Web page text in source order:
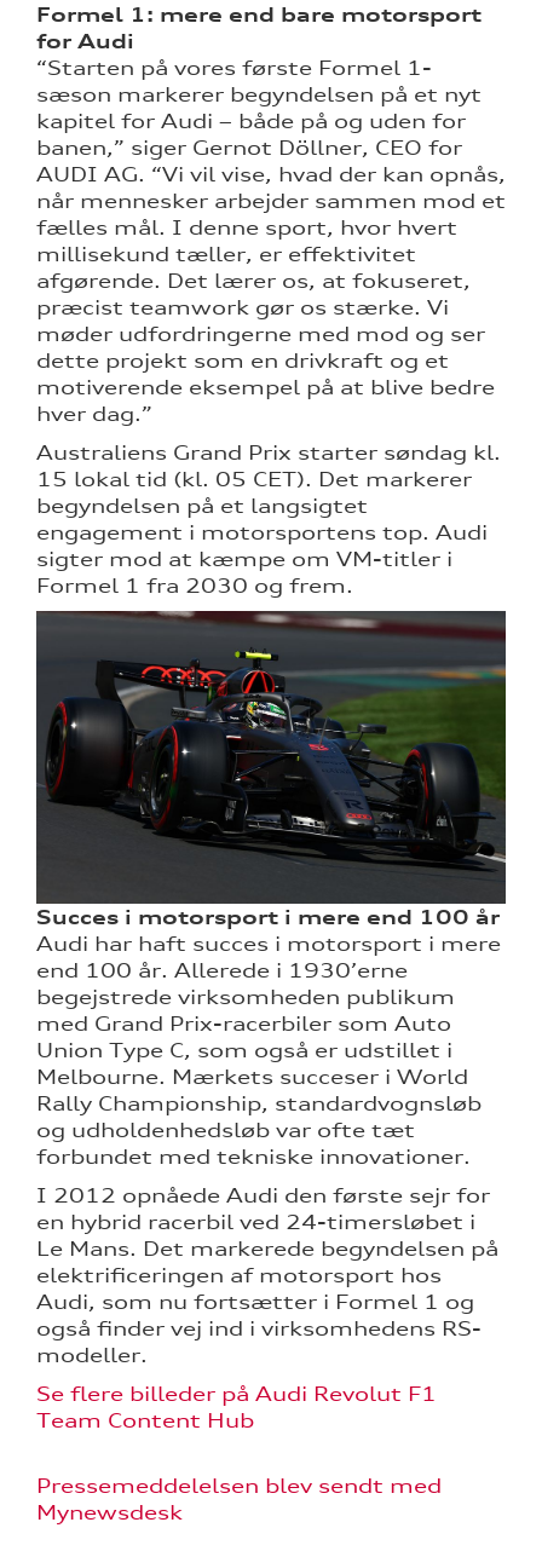
Formel 1: mere end bare motorsport
for Audi
“Starten på vores første Formel 1-
sæson markerer begyndelsen på et nyt
kapitel for Audi – både på og uden for
banen,” siger Gernot Döllner, CEO for
AUDI AG. “Vi vil vise, hvad der kan opnås,
når mennesker arbejder sammen mod et
fælles mål. I denne sport, hvor hvert
millisekund tæller, er effektivitet
afgørende. Det lærer os, at fokuseret,
præcist teamwork gør os stærke. Vi
møder udfordringerne med mod og ser
dette projekt som en drivkraft og et
motiverende eksempel på at blive bedre
hver dag.”
Australiens Grand Prix starter søndag kl.
15 lokal tid (kl. 05 CET). Det markerer
begyndelsen på et langsigtet
engagement i motorsportens top. Audi
sigter mod at kæmpe om VM-titler i
Formel 1 fra 2030 og frem.
Succes i motorsport i mere end 100 år
Audi har haft succes i motorsport i mere
end 100 år. Allerede i 1930’erne
begejstrede virksomheden publikum
med Grand Prix-racerbiler som Auto
Union Type C, som også er udstillet i
Melbourne. Mærkets succeser i World
Rally Championship, standardvognsløb
og udholdenhedsløb var ofte tæt
forbundet med tekniske innovationer.
I 2012 opnåede Audi den første sejr for
en hybrid racerbil ved 24-timersløbet i
Le Mans. Det markerede begyndelsen på
elektrificeringen af motorsport hos
Audi, som nu fortsætter i Formel 1 og
også finder vej ind i virksomhedens RS-
modeller.
Se flere billeder på Audi Revolut F1
Team Content Hub
Pressemeddelelsen blev sendt med
Mynewsdesk